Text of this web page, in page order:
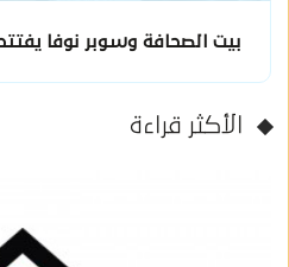
بيت الصحافة وسوبر نوفا
الأكثر قراءة